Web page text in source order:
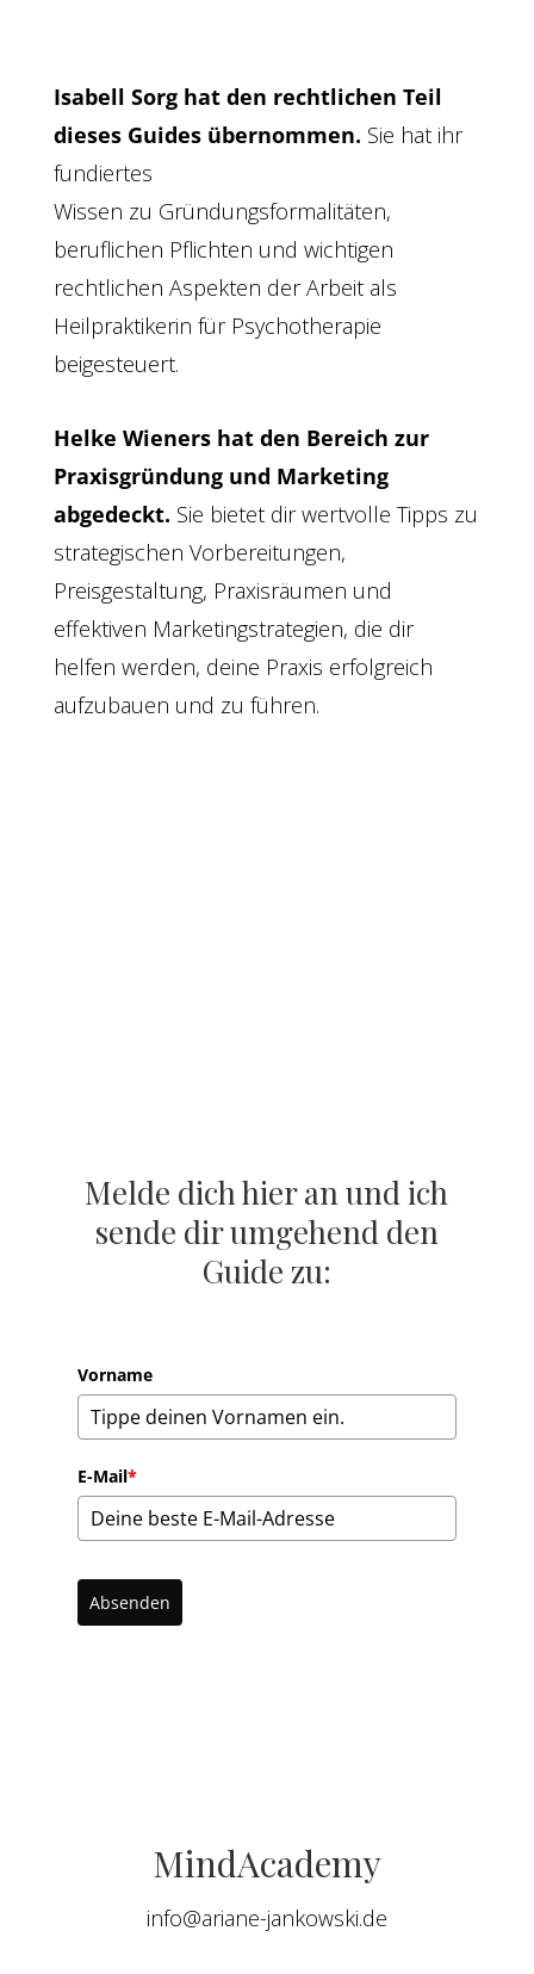
Isabell Sorg hat den rechtlichen Teil
dieses Guides übernommen. Sie hat ihr
fundiertes
Wissen zu Gründungsformalitäten,
beruflichen Pflichten und wichtigen
rechtlichen Aspekten der Arbeit als
Heilpraktikerin für Psychotherapie
beigesteuert.
Helke Wieners hat den Bereich zur
Praxisgründung und Marketing
abgedeckt. Sie bietet dir wertvolle Tipps zu
strategischen Vorbereitungen,
Preisgestaltung, Praxisräumen und
effektiven Marketingstrategien, die dir
helfen werden, deine Praxis erfolgreich
aufzubauen und zu führen.
Melde dich hier an und ich
sende dir umgehend den
Guide zu:
Vorname
E-Mail*
Absenden
MindAcademy
info@ariane-jankowski.de